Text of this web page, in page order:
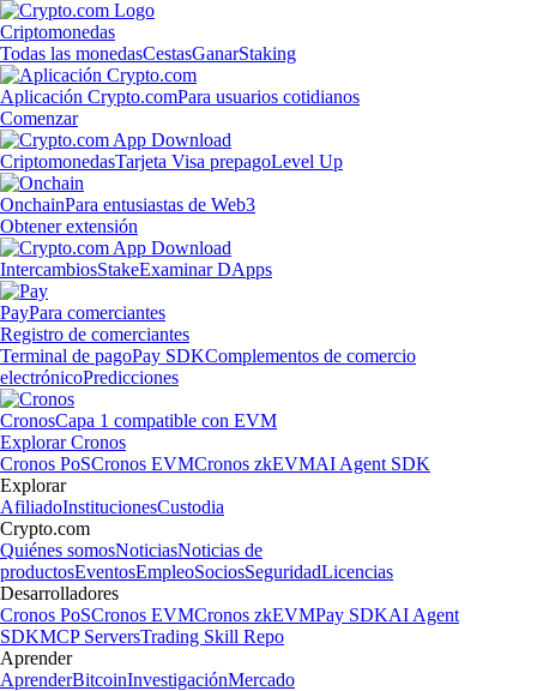
Criptomonedas
Todas las monedasCestasGanarStaking
Aplicación Crypto.comPara usuarios cotidianos
Comenzar
CriptomonedasTarjeta Visa prepagoLevel Up
OnchainPara entusiastas de Web3
Obtener extensión
IntercambiosStakeExaminar DApps
PayPara comerciantes
Registro de comerciantes
Terminal de pagoPay SDKComplementos de comercio
electrónicoPredicciones
CronosCapa 1 compatible con EVM
Explorar Cronos
Cronos PoSCronos EVMCronos zkEVMAI Agent SDK
Explorar
AfiliadoInstitucionesCustodia
Crypto.com
Quiénes somosNoticiasNoticias de
productosEventosEmpleoSociosSeguridadLicencias
Desarrolladores
Cronos PoSCronos EVMCronos zkEVMPay SDKAI Agent
SDKMCP ServersTrading Skill Repo
Aprender
AprenderBitcoinInvestigaciónMercado